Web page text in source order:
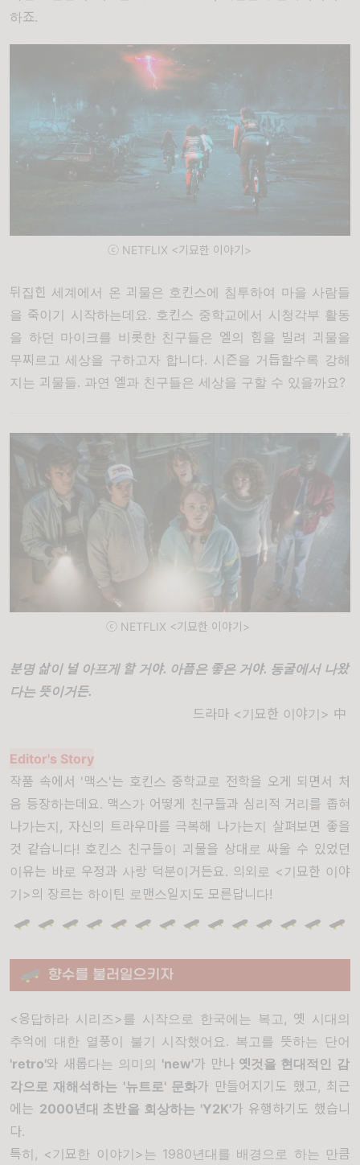
하죠.
ⓒ NETFLIX <기묘한 이야기>
뒤집힌 세계에서 온 괴물은 호킨스에 침투하여 마을 사람들
을 죽이기 시작하는데요. 호킨스 중학교에서 시청각부 활동
을 하던 마이크를 비롯한 친구들은 엘의 힘을 빌려 괴물을
무찌르고 세상을 구하고자 합니다. 시즌을 거듭할수록 강해
지는 괴물들. 과연 엘과 친구들은 세상을 구할 수 있을까요?
ⓒ NETFLIX <기묘한 이야기>
분명 삶이 널 아프게 할 거야. 아픔은 좋은 거야. 동굴에서 나왔
다는 뜻이거든.
드라마 <기묘한 이야기> 中
Editor's Story
작품 속에서 '맥스'는 호킨스 중학교로 전학을 오게 되면서 처
음 등장하는데요. 맥스가 어떻게 친구들과 심리적 거리를 좁혀
나가는지, 자신의 트라우마를 극복해 나가는지 살펴보면 좋을
것 같습니다! 호킨스 친구들이 괴물을 상대로 싸울 수 있었던
이유는 바로 우정과 사랑 덕분이거든요. 의외로 <기묘한 이야
기>의 장르는 하이틴 로맨스일지도 모른답니다!
<응답하라 시리즈>를 시작으로 한국에는 복고, 옛 시대의
추억에 대한 열풍이 불기 시작했어요. 복고를 뜻하는 단어
'retro'와 새롭다는 의미의 'new'가 만나옛것을 현대적인 감
각으로 재해석하는 '뉴트로' 문화가 만들어지기도 했고, 최근
에는 2000년대 초반을 회상하는 'Y2K'가 유행하기도 했습니
다.
특히, <기묘한 이야기>는 1980년대를 배경으로 하는 만큼